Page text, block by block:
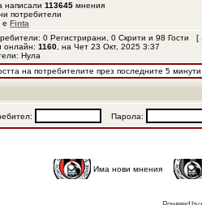
написали 113645 мнения
потребители
е Finta
0 Регистрирани, 0 Скрити и 98 Гости [
онлайн: 1160 , на Чет 23 Окт, 2025 3:37
Нула
на потребителите през последните 5 минути
Парола:
Има нови мнения